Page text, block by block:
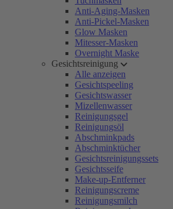
Anti-Aging-Masken
Anti-Pickel-Masken
Glow Masken
Mitesser-Masken
Overnight Maske
Gesichtsreinigung
Alle anzeigen
Gesichtspeeling
Gesichtswasser
Mizellenwasser
Reinigungsgel
Reinigungsöl
Abschminkpads
Abschminktücher
Gesichtsreinigungssets
Gesichtsseife
Make-up-Entferner
Reinigungscreme
Reinigungsmilch